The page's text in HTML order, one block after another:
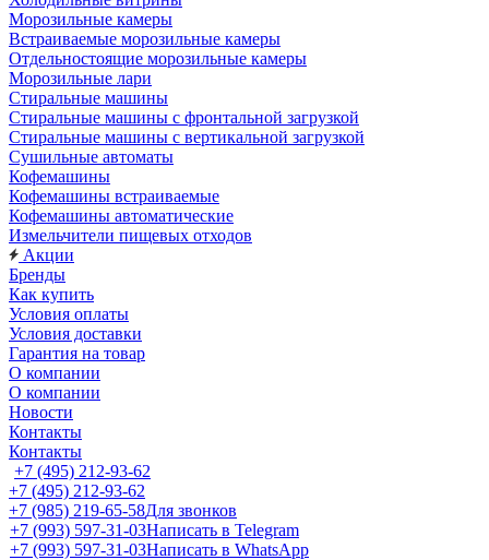
Морозильные камеры
Встраиваемые морозильные камеры
Отдельностоящие морозильные камеры
Морозильные лари
Стиральные машины
Стиральные машины с фронтальной загрузкой
Стиральные машины с вертикальной загрузкой
Сушильные автоматы
Кофемашины
Кофемашины встраиваемые
Кофемашины автоматические
Измельчители пищевых отходов
Акции
Бренды
Как купить
Условия оплаты
Условия доставки
Гарантия на товар
О компании
О компании
Новости
Контакты
Контакты
+7 (495) 212-93-62
+7 (495) 212-93-62
+7 (985) 219-65-58Для звонков
+7 (993) 597-31-03Написать в Telegram
+7 (993) 597-31-03Написать в WhatsApp